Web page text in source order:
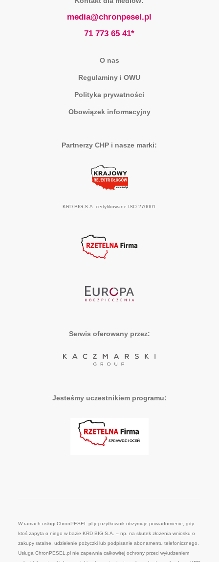
media@chronpesel.pl
71 773 65 41*
O nas
Regulaminy i OWU
Polityka prywatności
Obowiązek informacyjny
Partnerzy CHP i nasze marki:
KRD BIG S.A. certyfikowane ISO 270001
Serwis oferowany przez:
Jesteśmy uczestnikiem programu:
W ramach usługi ChronPESEL.pl jej użytkownik otrzymuje powiadomienie, gdy
ktoś zapyta o niego w bazie KRD BIG S.A. – np. na skutek złożenia wniosku o
zakupy ratalne, udzielenie pożyczki lub podpisanie abonamentu telefonicznego.
Usługa ChronPESEL.pl nie zapewnia całkowitej ochrony przed wyłudzeniem